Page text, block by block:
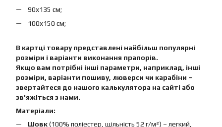
90х135 см;
100х150 см;
В картці товару представлені найбільш популярні
розміри і варіанти виконання прапорів.
Якщо вам потрібні інші параметри, наприклад, інші
розміри, варіанти пошиву, люверси чи карабіни –
звертайтеся до нашого калькулятора на сайті або
зв'яжіться з нами.
Матеріали:
Шовк(100% поліестер, щільність 52 г/м²) – легкий,